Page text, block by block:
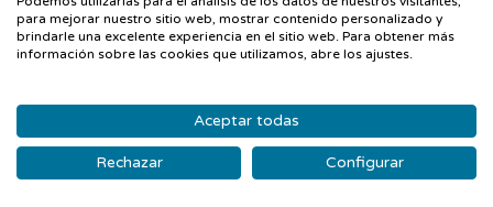
páginas, deudoras del género del esperpento, la realidad
histórica aparece deformada hasta lo grotesco para trazar
una hilarante caricatura de la biografía del caudillo.
PRODUCTOS RELACIONADOS
para mejorar nuestro sitio web, mostrar contenido personalizado y
brindarle una excelente experiencia en el sitio web. Para obtener más
información sobre las cookies que utilizamos, abre los ajustes.
Aceptar todas
Rechazar Configurar